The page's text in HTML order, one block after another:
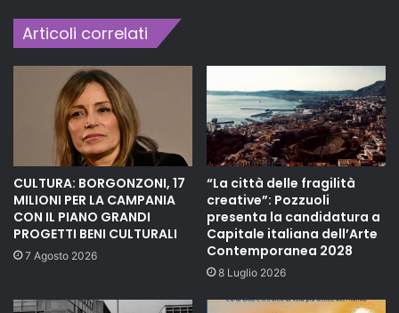
Articoli correlati
CULTURA: BORGONZONI, 17
MILIONI PER LA CAMPANIA
CON IL PIANO GRANDI
PROGETTI BENI CULTURALI
7 Agosto 2026
“La città delle fragilità
creative”: Pozzuoli
presenta la candidatura a
Capitale italiana dell’Arte
Contemporanea 2028
8 Luglio 2026